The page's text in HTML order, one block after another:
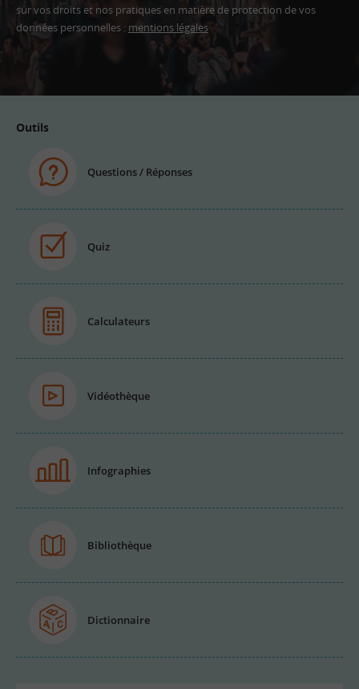
sur vos droits et nos pratiques en matière de protection de vos
données personnelles : mentions légales
Adresse
Outils
Questions / Réponses
Quiz
Calculateurs
Vidéothèque
Infographies
Bibliothèque
Dictionnaire